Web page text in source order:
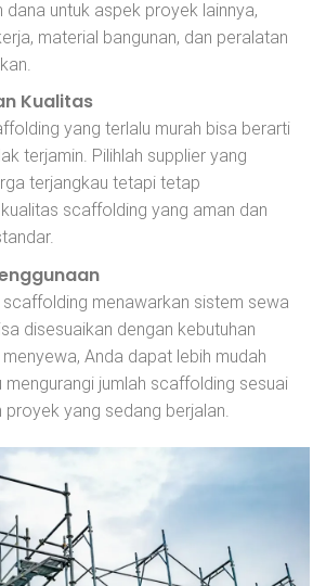
dana untuk aspek proyek lainnya,
material bangunan, dan peralatan
Kualitas
yang terlalu murah bisa berarti
terjamin. Pilihlah supplier yang
terjangkau tetapi tetap
scaffolding yang aman dan
scaffolding menawarkan sistem sewa
disesuaikan dengan kebutuhan
Anda dapat lebih mudah
mengurangi jumlah scaffolding sesuai
yang sedang berjalan.